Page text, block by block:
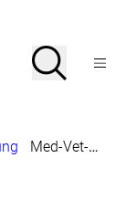
Suche
SucheMenü
Med-Vet-Net News Volume 3, Issue 4